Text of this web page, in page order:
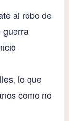
al robo de
guerra
lo que
como no